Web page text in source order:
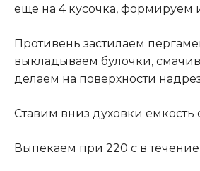
еще на 4 кусочка, формируем
Противень застилаем
выкладываем булочки,
делаем на поверхности
Ставим вниз духовки емкость
Выпекаем при 220 с в течение